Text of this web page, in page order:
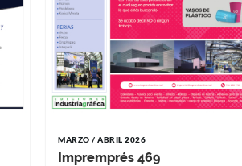
MARZO / ABRIL 2026
Impremprés 469